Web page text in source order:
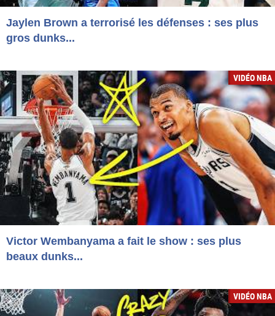
Jaylen Brown a terrorisé les défenses : ses plus
gros dunks...
VIDÉO NBA
Victor Wembanyama a fait le show : ses plus
beaux dunks...
VIDÉO NBA